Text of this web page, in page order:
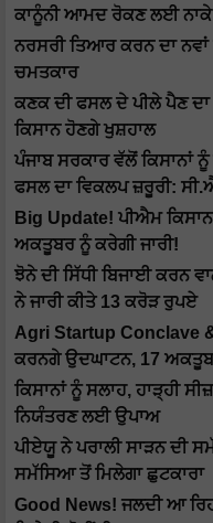
ਕਾਨੂੰਨੀ ਆਮਦ ਰੋਕਣ ਲਈ ਨਾਕੇ
ਨਰਸਰੀ ਤਿਆਰ ਕਰਨ ਦਾ ਨਵਾਂ
ਚਮਤਕਾਰ
ਕਣਕ ਦੀ ਫਸਲ ਦੇ ਪੀਲੇ ਪੈਣ
ਕਿਸਾਨ ਹੋਣਗੇ ਖੁਸ਼ਹਾਲ
ਪੰਜਾਬ ਸਰਕਾਰ ਵੱਲੋਂ ਕਿਸਾਨਾਂ
ਫਸਲ ਦਾ ਵਿਕਲਪ ਜ਼ਰੂਰੀ:
Big Update! ਪੀਐਮ
ਅਕਤੂਬਰ ਨੂੰ ਕਰੇਗੀ ਜਾਰੀ!
ਝੋਨੇ ਦੀ ਸਿੱਧੀ ਬਿਜਾਈ ਕਰਨ
ਨੇ ਜਾਰੀ ਕੀਤੇ 13 ਕਰੋੜ ਰੁਪਏ
Agri Startup Conclave
ਕਰਨਗੇ ਉਦਘਾਟਨ, 17
ਕਿਸਾਨਾਂ ਨੂੰ ਸਲਾਹ, ਹਾੜ੍ਹੀ
ਨਿਯੰਤਰਣ ਲਈ ਉਪਾਅ
ਪੀਏਯੂ ਨੇ ਪਰਾਲੀ ਸਾੜਨ ਦੀ
ਸਮੱਸਿਆ ਤੋਂ ਮਿਲੇਗਾ ਛੁਟਕਾਰਾ
Good News! ਜਲਦੀ ਆ